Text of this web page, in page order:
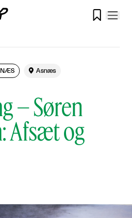

– Søren
Afsæt og
 Asnæs